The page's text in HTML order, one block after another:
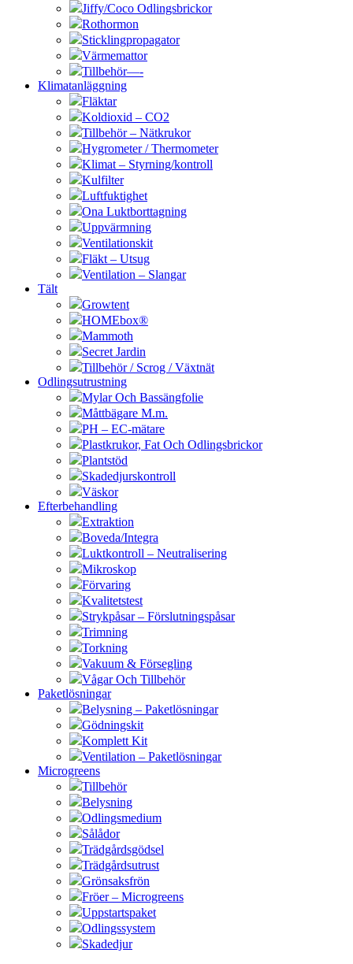
Jiffy/Coco Odlingsbrickor
Rothormon
Sticklingpropagator
Värmemattor
Tillbehör—-
Klimatanläggning
Fläktar
Koldioxid – CO2
Tillbehör – Nätkrukor
Hygrometer / Thermometer
Klimat – Styrning/kontroll
Kulfilter
Luftfuktighet
Ona Luktborttagning
Uppvärmning
Ventilationskit
Fläkt – Utsug
Ventilation – Slangar
Tält
Growtent
HOMEbox®
Mammoth
Secret Jardin
Tillbehör / Scrog / Växtnät
Odlingsutrustning
Mylar Och Bassängfolie
Måttbägare M.m.
PH – EC-mätare
Plastkrukor, Fat Och Odlingsbrickor
Plantstöd
Skadedjurskontroll
Väskor
Efterbehandling
Extraktion
Boveda/Integra
Luktkontroll – Neutralisering
Mikroskop
Förvaring
Kvalitetstest
Strykpåsar – Förslutningspåsar
Trimning
Torkning
Vakuum & Försegling
Vågar Och Tillbehör
Paketlösningar
Belysning – Paketlösningar
Gödningskit
Komplett Kit
Ventilation – Paketlösningar
Microgreens
Tillbehör
Belysning
Odlingsmedium
Sålådor
Trädgårdsgödsel
Trädgårdsutrust
Grönsaksfrön
Fröer – Microgreens
Uppstartspaket
Odlingssystem
Skadedjur